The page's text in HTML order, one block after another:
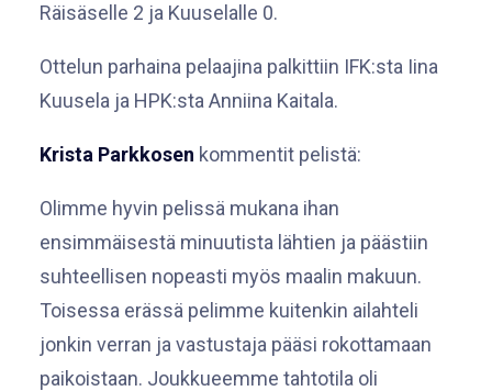
Räisäselle 2 ja Kuuselalle 0.
Ottelun parhaina pelaajina palkittiin IFK:sta Iina
Kuusela ja HPK:sta Anniina Kaitala.
Krista Parkkosen kommentit pelistä:
Olimme hyvin pelissä mukana ihan
ensimmäisestä minuutista lähtien ja päästiin
suhteellisen nopeasti myös maalin makuun.
Toisessa erässä pelimme kuitenkin ailahteli
jonkin verran ja vastustaja pääsi rokottamaan
paikoistaan. Joukkueemme tahtotila oli